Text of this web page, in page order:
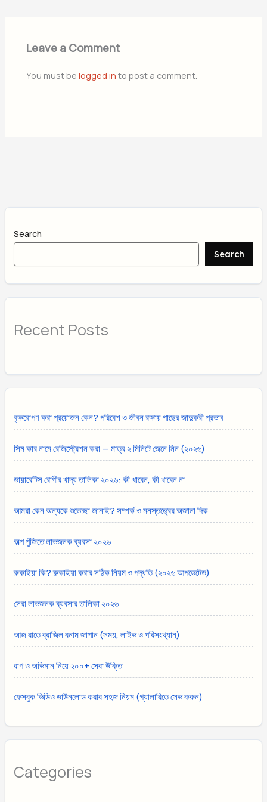
Leave a Comment
You must belogged in to post a comment.
Search
Search
Recent Posts
বৃক্ষরোপণ করা প্রয়োজন কেন? পরিবেশ ও জীবন রক্ষায় গাছের জাদুকরী প্রভাব
সিম কার নামে রেজিস্ট্রেশন করা — মাত্র ২ মিনিটে জেনে নিন (২০২৬)
ডায়াবেটিস রোগীর খাদ্য তালিকা ২০২৬: কী খাবেন, কী খাবেন না
আমরা কেন অন্যকে শুভেচ্ছা জানাই? সম্পর্ক ও মনস্তত্ত্বের অজানা দিক
অল্প পুঁজিতে লাভজনক ব্যবসা ২০২৬
রুকাইয়া কি? রুকাইয়া করার সঠিক নিয়ম ও পদ্ধতি (২০২৬ আপডেটেড)
সেরা লাভজনক ব্যবসার তালিকা ২০২৬
আজ রাতে ব্রাজিল বনাম জাপান (সময়, লাইভ ও পরিসংখ্যান)
রাগ ও অভিমান নিয়ে ২০০+ সেরা উক্তি
ফেসবুক ভিডিও ডাউনলোড করার সহজ নিয়ম (গ্যালারিতে সেভ করুন)
Categories